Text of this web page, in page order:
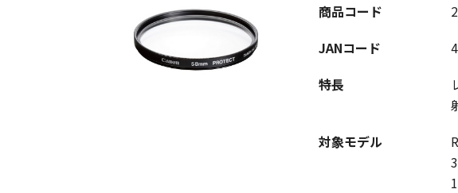
商品コード
JANコード
特長
対象モデル